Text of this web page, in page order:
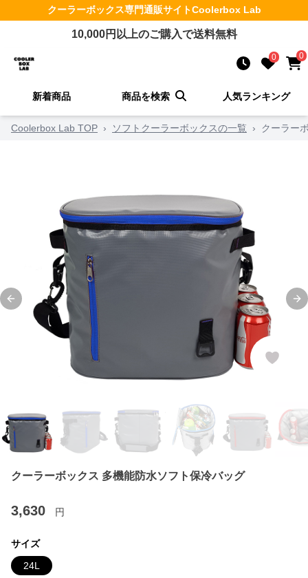
クーラーボックス専門通販サイトCoolerbox Lab
10,000円以上のご購入で送料無料
0 0
新着商品 商品を検索 人気ランキング
Coolerbox Lab TOP › ソフトクーラーボックスの一覧 › クーラー
Previous slide
クーラーボックス 多機能防水ソフト保冷バッグ
3,630 円
サイズ
24L